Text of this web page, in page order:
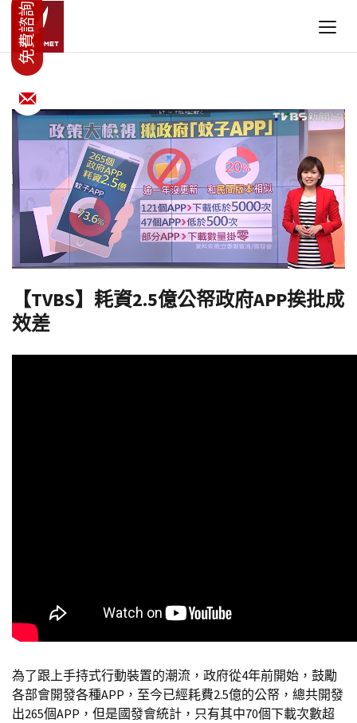
【TVBS】耗資2.5億公帑政府APP挨批成
效差
為了跟上手持式行動裝置的潮流，政府從4年前開始，鼓勵
各部會開發各種APP，至今已經耗費2.5億的公帑，總共開發
出265個APP，但是國發會統計，只有其中70個下載次數超